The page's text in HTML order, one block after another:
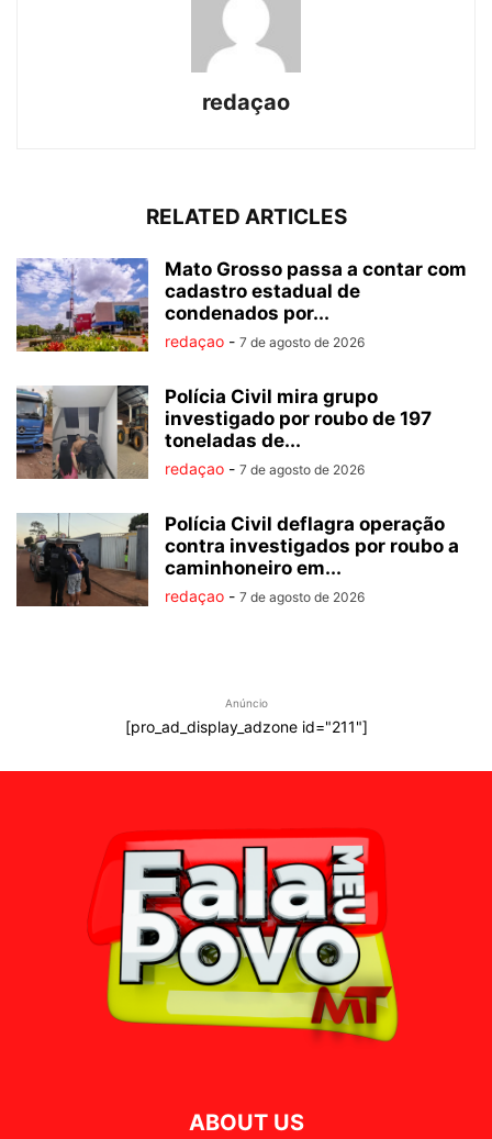
redaçao
RELATED ARTICLES
Mato Grosso passa a contar com
cadastro estadual de
condenados por...
redaçao - 7 de agosto de 2026
Polícia Civil mira grupo
investigado por roubo de 197
toneladas de...
redaçao - 7 de agosto de 2026
Polícia Civil deflagra operação
contra investigados por roubo a
caminhoneiro em...
redaçao - 7 de agosto de 2026
Anúncio
[pro_ad_display_adzone id="211"]
ABOUT US